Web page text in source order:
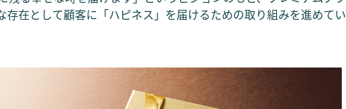
在として顧客に「ハピネス」を届けるための取り組みを進めてい